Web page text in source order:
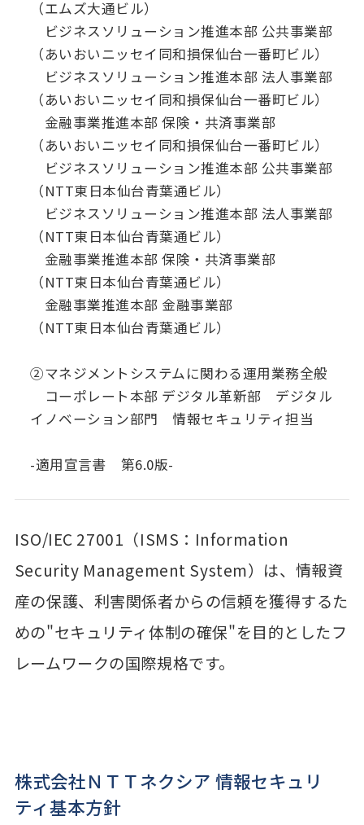
（エムズ大通ビル）
ビジネスソリューション推進本部 公共事業部
（あいおいニッセイ同和損保仙台一番町ビル）
ビジネスソリューション推進本部 法人事業部
（あいおいニッセイ同和損保仙台一番町ビル）
金融事業推進本部 保険・共済事業部
（あいおいニッセイ同和損保仙台一番町ビル）
ビジネスソリューション推進本部 公共事業部
（NTT東日本仙台青葉通ビル）
ビジネスソリューション推進本部 法人事業部
（NTT東日本仙台青葉通ビル）
金融事業推進本部 保険・共済事業部
（NTT東日本仙台青葉通ビル）
金融事業推進本部 金融事業部
（NTT東日本仙台青葉通ビル）
②マネジメントシステムに関わる運用業務全般
コーポレート本部 デジタル革新部 デジタル
イノベーション部門 情報セキュリティ担当
-適用宣言書 第6.0版-
ISO/IEC 27001（ISMS：Information
Security Management System）は、情報資
産の保護、利害関係者からの信頼を獲得するた
めの"セキュリティ体制の確保"を目的としたフ
レームワークの国際規格です。
株式会社ＮＴＴネクシア 情報セキュリ
ティ基本方針